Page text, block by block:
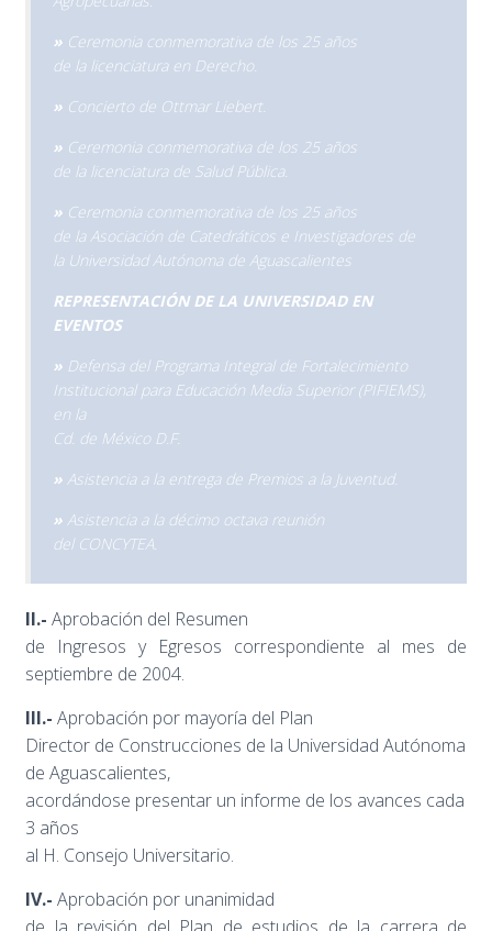
» Ceremonia conmemorativa de los 25 años
de la licenciatura en Derecho.
» Concierto de Ottmar Liebert.
» Ceremonia conmemorativa de los 25 años
de la licenciatura de Salud Pública.
» Ceremonia conmemorativa de los 25 años
de la Asociación de Catedráticos e Investigadores de
la Universidad Autónoma de Aguascalientes
REPRESENTACIÓN DE LA UNIVERSIDAD EN
EVENTOS
» Defensa del Programa Integral de Fortalecimiento
Institucional para Educación Media Superior (PIFIEMS),
en la
Cd. de México D.F.
» Asistencia a la entrega de Premios a la Juventud.
» Asistencia a la décimo octava reunión
del CONCYTEA.
II.- Aprobación del Resumen
de Ingresos y Egresos correspondiente al mes de
septiembre de 2004.
III.- Aprobación por mayoría del Plan
Director de Construcciones de la Universidad Autónoma
de Aguascalientes,
acordándose presentar un informe de los avances cada
3 años
al H. Consejo Universitario.
IV.- Aprobación por unanimidad